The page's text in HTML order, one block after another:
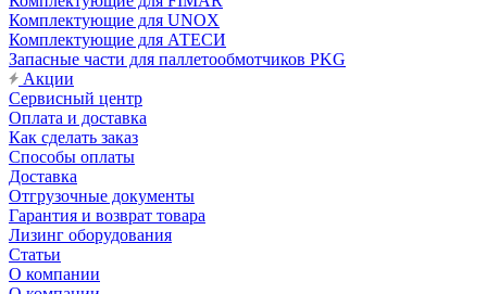
Комплектующие для UNOX
Комплектующие для АТЕСИ
Запасные части для паллетообмотчиков PKG
Акции
Сервисный центр
Оплата и доставка
Как сделать заказ
Способы оплаты
Доставка
Отгрузочные документы
Гарантия и возврат товара
Лизинг оборудования
Статьи
О компании